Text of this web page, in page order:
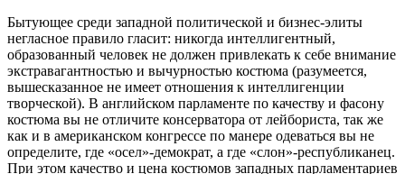
Бытующее среди западной политической и бизнес-элиты
негласное правило гласит: никогда интеллигентный,
образованный человек не должен привлекать к себе внимание
экстравагантностью и вычурностью костюма (разумеется,
вышесказанное не имеет отношения к интеллигенции
творческой). В английском парламенте по качеству и фасону
костюма вы не отличите консерватора от лейбориста, так же
как и в американском конгрессе по манере одеваться вы не
определите, где «осел»-демократ, а где «слон»-республиканец.
При этом качество и цена костюмов западных парламентариев